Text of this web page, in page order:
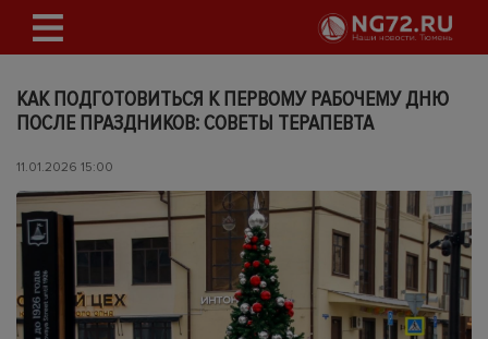
КАК ПОДГОТОВИТЬСЯ К ПЕРВОМУ РАБОЧЕМУ ДНЮ
ПОСЛЕ ПРАЗДНИКОВ: СОВЕТЫ ТЕРАПЕВТА
11.01.2026 15:00